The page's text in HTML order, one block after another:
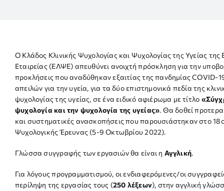
Ο Κλάδος Κλινικής Ψυχολογίας και Ψυχολογίας της Υγείας της
Εταιρείας (ΕΛΨΕ) απευθύνει ανοιχτή πρόσκληση για την
προκλήσεις που αναδύθηκαν εξαιτίας της πανδημίας COVID-
απειλών για την υγεία, για τα δύο επιστημονικά πεδία της
ψυχολογίας της υγείας, σε ένα ειδικό αφιέρωμα με τίτλο
ψυχολογία και την ψυχολογία της υγείας». Θα δοθεί
και συστηματικές ανασκοπήσεις που παρουσιάστηκαν στο
Ψυχολογικής Έρευνας (5-9 Οκτωβρίου 2022).
Γλώσσα συγγραφής των εργασιών θα είναι η Αγγλική.
Για λόγους προγραμματισμού, οι ενδιαφερόμενες/οι
περίληψη της εργασίας τους (250 λέξεων), στην αγγλική